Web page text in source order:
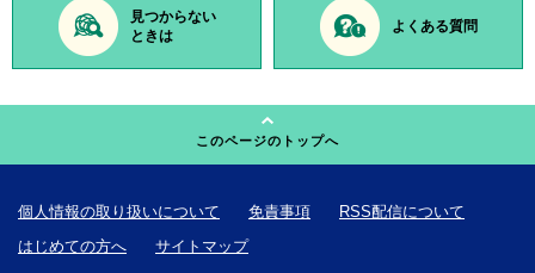
見つからない
ときは
よくある質問
このページのトップへ
個人情報の取り扱いについて 免責事項
RSS配信について
はじめての方へ
サイトマップ